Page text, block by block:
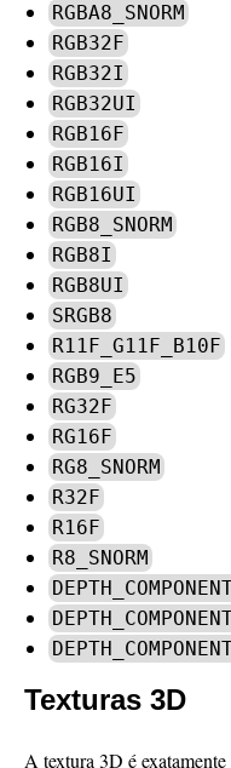
RGBA8_SNORM
RGB32F
RGB32I
RGB32UI
RGB16F
RGB16I
RGB16UI
RGB8_SNORM
RGB8I
RGB8UI
SRGB8
R11F_G11F_B10F
RGB9_E5
RG32F
RG16F
RG8_SNORM
R32F
R16F
R8_SNORM
Texturas 3D
A textura 3D é